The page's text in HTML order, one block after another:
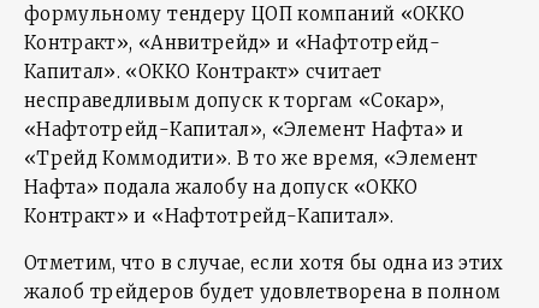
формульному тендеру ЦОП компаний «ОККО
Контракт», «Анвитрейд» и «Нафтотрейд-
Капитал». «ОККО Контракт» считает
несправедливым допуск к торгам «Сокар»,
«Нафтотрейд-Капитал», «Элемент Нафта» и
«Трейд Коммодити». В то же время, «Элемент
Нафта» подала жалобу на допуск «ОККО
Контракт» и «Нафтотрейд-Капитал».
Отметим, что в случае, если хотя бы одна из этих
жалоб трейдеров будет удовлетворена в полном